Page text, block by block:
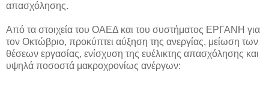
απασχόλησης.
Από τα στοιχεία του ΟΑΕΔ και του συστήματος ΕΡΓΑΝΗ για
τον Οκτώβριο, προκύπτει αύξηση της ανεργίας, μείωση των
θέσεων εργασίας, ενίσχυση της ευέλικτης απασχόλησης και
υψηλά ποσοστά μακροχρονίως ανέργων: